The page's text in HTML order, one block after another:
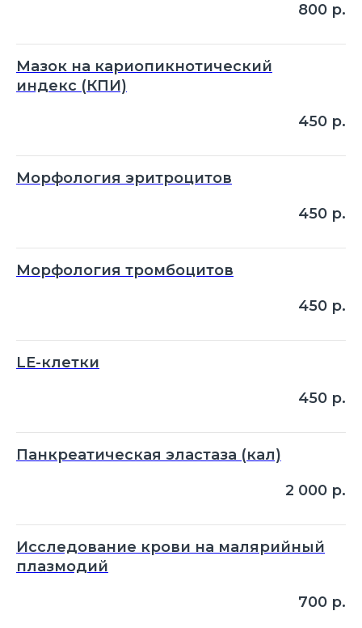
800 р.
Мазок на кариопикнотический
индекс (КПИ)
450 р.
Морфология эритроцитов
450 р.
Морфология тромбоцитов
450 р.
LE-клетки
450 р.
Панкреатическая эластаза (кал)
2 000 р.
Исследование крови на малярийный
плазмодий
700 р.